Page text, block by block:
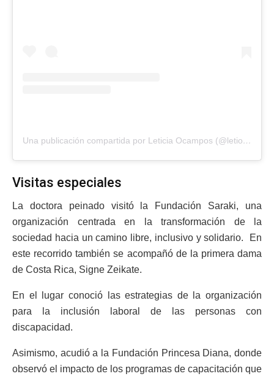
Una publicación compartida por Leticia Ocampos (@letiocampos)
Visitas especiales
La doctora peinado visitó la Fundación Saraki, una
organización centrada en la transformación de la
sociedad hacia un camino libre, inclusivo y solidario. En
este recorrido también se acompañó de la primera dama
de Costa Rica, Signe Zeikate.
En el lugar conoció las estrategias de la organización
para la inclusión laboral de las personas con
discapacidad.
Asimismo, acudió a la Fundación Princesa Diana, donde
observó el impacto de los programas de capacitación que